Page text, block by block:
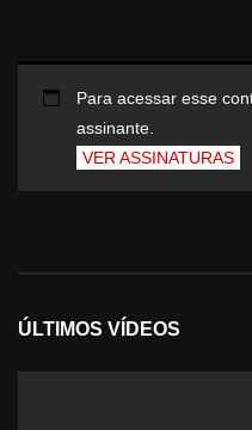
Para acessar esse
assinante.
VER ASSINATURAS
ÚLTIMOS VÍDEOS